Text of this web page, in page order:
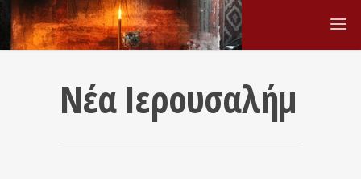
Νέα Ιερουσαλήμ